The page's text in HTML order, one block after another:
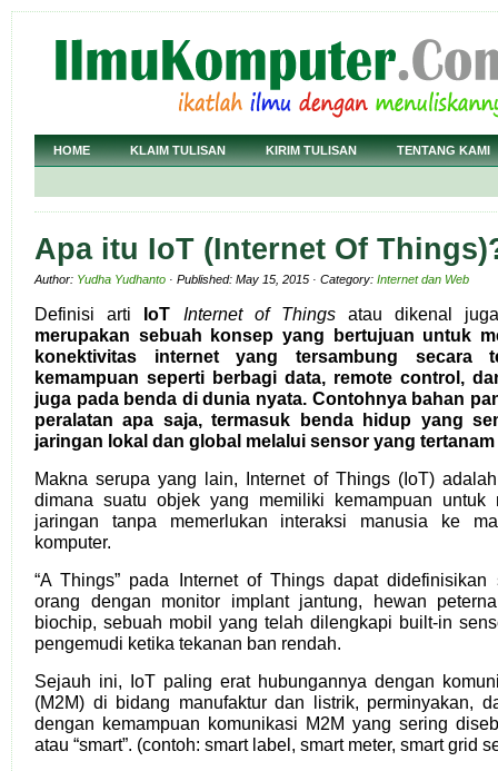
HOME KLAIM TULISAN KIRIM TULISAN TENTANG KAMI
Apa itu IoT (Internet Of
Author: Yudha Yudhanto · Published: May 15, 2015 · Category: Internet dan Web
Definisi arti IoT Internet of Thingsatau dikenal
merupakan sebuah konsep yang bertujuan untuk
konektivitas internet yang tersambung secara
kemampuan seperti berbagi data, remote control,
juga pada benda di dunia nyata. Contohnya bahan
peralatan apa saja, termasuk benda hidup yang
jaringan lokal dan global melalui sensor yang
Makna serupa yang lain, Internet of Things (IoT)
dimana suatu objek yang memiliki kemampuan untuk
jaringan tanpa memerlukan interaksi manusia ke
komputer.
“A Things” pada Internet of Things dapat
orang dengan monitor implant jantung, hewan
biochip, sebuah mobil yang telah dilengkapi built-in
pengemudi ketika tekanan ban rendah.
Sejauh ini, IoT paling erat hubungannya dengan
(M2M) di bidang manufaktur dan listrik, perminyakan,
dengan kemampuan komunikasi M2M yang sering
atau “smart”. (contoh: smart label, smart meter, smart grid